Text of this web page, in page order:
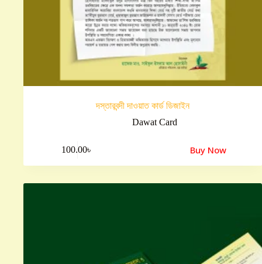
দস্তারবন্দী দাওয়াত কার্ড ডিজাইন
Dawat Card
100.00৳ Buy Now